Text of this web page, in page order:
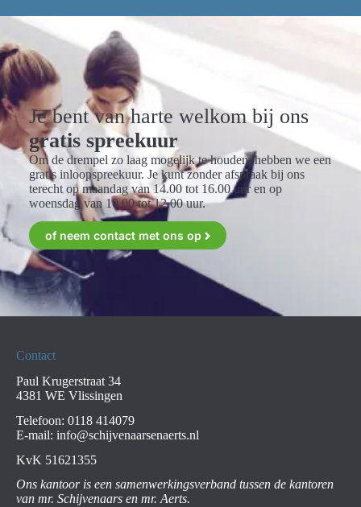
Je bent van harte welkom bij ons
gratis spreekuur
Om de drempel zo laag mogelijk te houden, hebben we een
gratis inloopspreekuur. Je kunt zonder afspraak bij ons
terecht op maandag van 14.00 tot 16.00 uur en op
woensdag van 10.00 tot 12.00 uur.
of neem contact met ons op
Contact
Paul Krugerstraat 34
4381 WE Vlissingen
Telefoon: 0118 414079
E-mail: info@schijvenaarsenaerts.nl
KvK 51621355
Ons kantoor is een samenwerkingsverband tussen de kantoren
van mr. Schijvenaars en mr. Aerts.